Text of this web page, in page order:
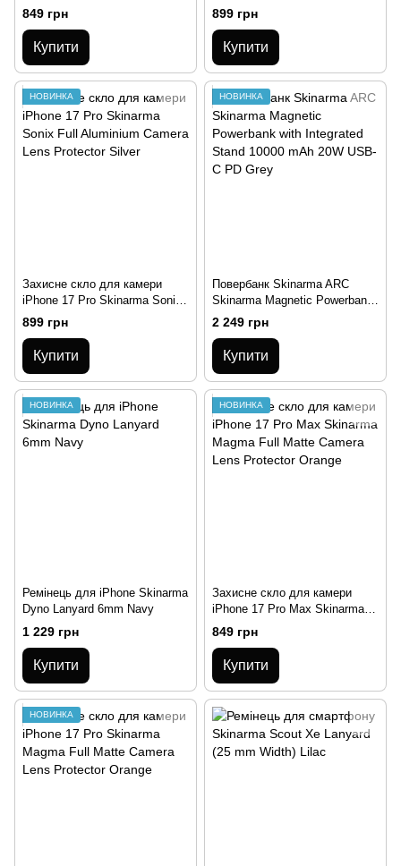
Magma Full Matte Camera Lens
Protector Grey
849 грн
Купити
Full Aluminium Camera Lens
Protector Orange
899 грн
Купити
НОВИНКА
Захисне скло для камери
iPhone 17 Pro Skinarma Sonix
Full Aluminium Camera Lens
Protector Silver
899 грн
Купити
НОВИНКА
Повербанк Skinarma ARC
Skinarma Magnetic Powerbank
with Integrated Stand 10000
mAh 20W USB-C PD Grey
2 249 грн
Купити
НОВИНКА
Ремінець для iPhone Skinarma
Dyno Lanyard 6mm Navy
1 229 грн
Купити
НОВИНКА
Захисне скло для камери
iPhone 17 Pro Max Skinarma
Magma Full Matte Camera Lens
Protector Orange
849 грн
Купити
НОВИНКА